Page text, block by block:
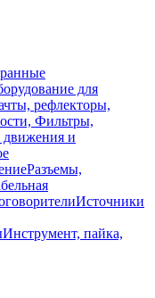
для
рефлекторы,
Фильтры,
движения и
Разъемы,
Источники
Инструмент, пайка,